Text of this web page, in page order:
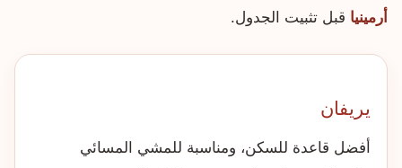
أرمينيا قبل تثبيت الجدول.
يريفان
أفضل قاعدة للسكن، ومناسبة للمشي المسائي